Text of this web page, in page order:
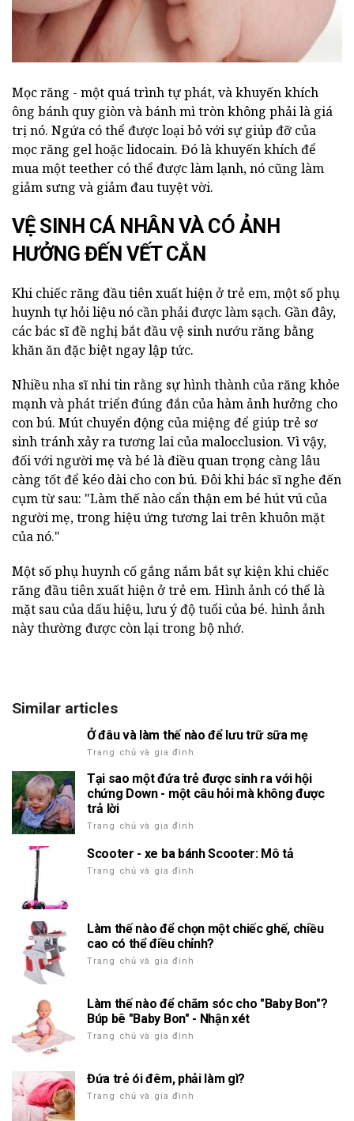
Mọc răng - một quá trình tự phát, và khuyến khích
ông bánh quy giòn và bánh mì tròn không phải là giá
trị nó. Ngứa có thể được loại bỏ với sự giúp đỡ của
mọc răng gel hoặc lidocain. Đó là khuyến khích để
mua một teether có thể được làm lạnh, nó cũng làm
giảm sưng và giảm đau tuyệt vời.
VỆ SINH CÁ NHÂN VÀ CÓ ẢNH
HƯỞNG ĐẾN VẾT CẮN
Khi chiếc răng đầu tiên xuất hiện ở trẻ em, một số phụ
huynh tự hỏi liệu nó cần phải được làm sạch. Gần đây,
các bác sĩ đề nghị bắt đầu vệ sinh nướu răng bằng
khăn ăn đặc biệt ngay lập tức.
Nhiều nha sĩ nhi tin rằng sự hình thành của răng khỏe
mạnh và phát triển đúng đắn của hàm ảnh hưởng cho
con bú. Mút chuyển động của miệng để giúp trẻ sơ
sinh tránh xảy ra tương lai của malocclusion. Vì vậy,
đối với người mẹ và bé là điều quan trọng càng lâu
càng tốt để kéo dài cho con bú. Đôi khi bác sĩ nghe đến
cụm từ sau: "Làm thế nào cẩn thận em bé hút vú của
người mẹ, trong hiệu ứng tương lai trên khuôn mặt
của nó."
Một số phụ huynh cố gắng nắm bắt sự kiện khi chiếc
răng đầu tiên xuất hiện ở trẻ em. Hình ảnh có thể là
mặt sau của dấu hiệu, lưu ý độ tuổi của bé. hình ảnh
này thường được còn lại trong bộ nhớ.
Similar articles
Ở đâu và làm thế nào để lưu trữ sữa mẹ
Trang chủ và gia đình
Tại sao một đứa trẻ được sinh ra với hội
chứng Down - một câu hỏi mà không được
trả lời
Trang chủ và gia đình
Scooter - xe ba bánh Scooter: Mô tả
Trang chủ và gia đình
Làm thế nào để chọn một chiếc ghế, chiều
cao có thể điều chỉnh?
Trang chủ và gia đình
Làm thế nào để chăm sóc cho "Baby Bon"?
Búp bê "Baby Bon" - Nhận xét
Trang chủ và gia đình
Đứa trẻ ói đêm, phải làm gì?
Trang chủ và gia đình